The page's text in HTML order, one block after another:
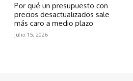
Por qué un presupuesto con
precios desactualizados sale
más caro a medio plazo
julio 15, 2026